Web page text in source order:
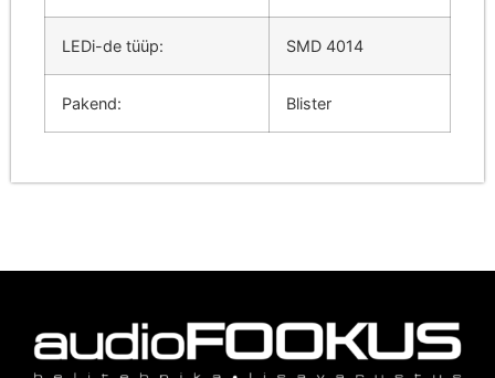
LEDi-de tüüp: SMD 4014
Pakend: Blister